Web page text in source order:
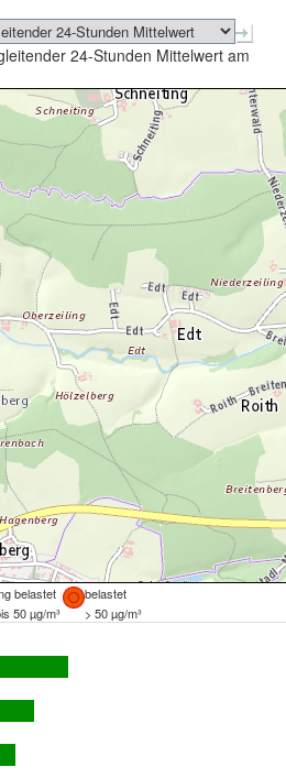
24-Stunden Mittelwert am
belastet
belastet
50 µg/m³ > 50 µg/m³